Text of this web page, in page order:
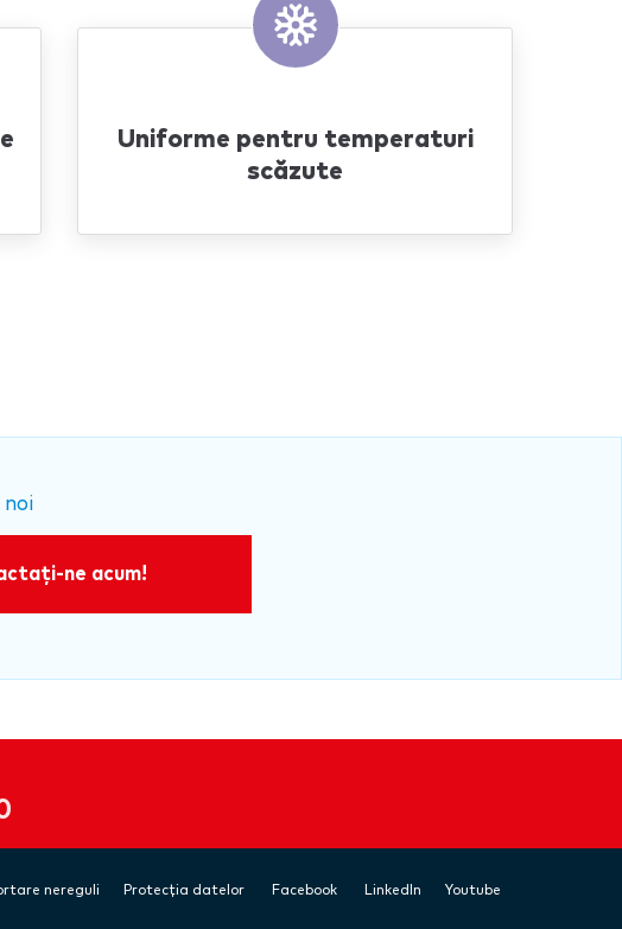
Uniforme pentru temperaturi
scăzute
noi
ne acum!
nereguli Protecția datelor Facebook LinkedIn Youtube